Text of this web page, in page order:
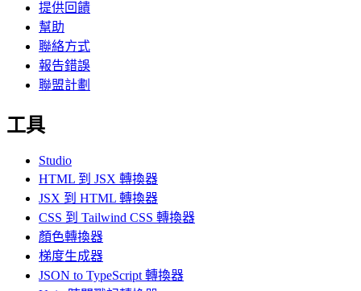
提供回饋
幫助
聯絡方式
報告錯誤
聯盟計劃
工具
Studio
HTML 到 JSX 轉換器
JSX 到 HTML 轉換器
CSS 到 Tailwind CSS 轉換器
顏色轉換器
梯度生成器
JSON to TypeScript 轉換器